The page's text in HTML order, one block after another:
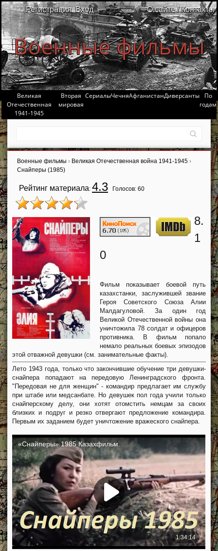
Регистрация Вход О сайте / Контакты
Военные фильмы
Великая
Отечественная
1941-1945
Вторая
мировая
СериалыЧечняАфганистанДиверсанты
По
годам
Военные фильмы › Великая Отечественная война 1941-1945 ›
Снайперы (1985)
Рейтинг материала: 4.3 Голосов: 60
8.
1
0
Фильм показывает боевой путь
казахстанки, заслужившей звание
Героя Советского Союза Алии
Малдагуловой. За один год
Великой Отечественной войны она
уничтожила 78 солдат и офицеров
противника. В фильм попало
немало реальных боевых эпизодов
этой отважной девушки (см. занимательные факты).
Лето 1943 года, только что закончившие обучение три девушки-
снайпера попадают на передовую Ленинградского фронта.
"Передовая не для женщин" - командир предлагает им службу
при штабе или медсанбате. Но девушек пол года учили только
снайперскому делу, они хотят отомстить немцам за своих
близких и подруг и резко отвергают предложение командира.
Первым их заданием будет уничтожение вражеского снайпера.